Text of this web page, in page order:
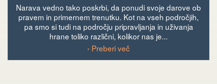
Narava vedno tako poskrbi, da ponudi svoje darove ob
pravem in primernem trenutku. Kot na vseh področjih,
pa smo si tudi na področju pripravljanja in uživanja
hrane toliko različni, kolikor nas je...
› Preberi več